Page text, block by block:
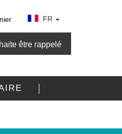
FR
être rappelé